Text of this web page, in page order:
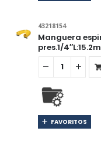
43218154
Manguera
pres.1/
FAVORITOS